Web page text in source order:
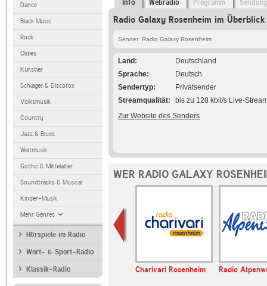
Dance
Black Music
Rock
Oldies
Künstler
Schlager & Discofox
Volksmusik
Country
Jazz & Blues
Weltmusik
Gothic & Mittelalter
Soundtracks & Musical
Kinder-Musik
Mehr Genres
Hörspiele im Radio
Wort- & Sport-Radio
Klassik-Radio
Info Webradio Programm
Radio Galaxy Rosenheim im Überblick
Sender: Radio Galaxy Rosenheim
Land
Deutschland
Sprache
Deutsch
Sendertyp
Privatsender
Streamqualität
bis zu 128 kbit/s Live-
Zur Website des Senders
WER RADIO GALAXY
Radio Charivari Rosenheim Radio